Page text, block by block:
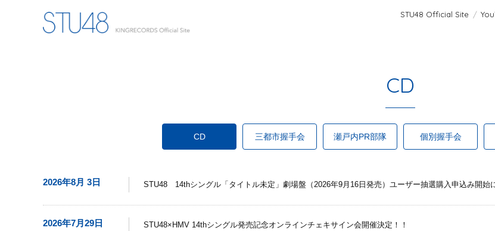
STU48 Official Site
CD
CD 三都市握手会 瀬戸内PR部隊 個別握手会
2026年8月 3日 STU48 14thシングル「タイトル未定」劇場盤（2026年9月16日発売）ユーザー抽選購入申込み開始
2026年7月29日 STU48×HMV 14thシングル発売記念オンラインチェキサイン会開催決定！！